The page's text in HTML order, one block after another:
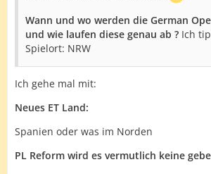
Wann und wo werden die German
und wie laufen diese genau ab ? Ich
Spielort: NRW
Ich gehe mal mit:
Neues ET Land:
Spanien oder was im Norden
PL Reform wird es vermutlich keine